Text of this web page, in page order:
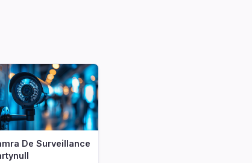
De Surveillance